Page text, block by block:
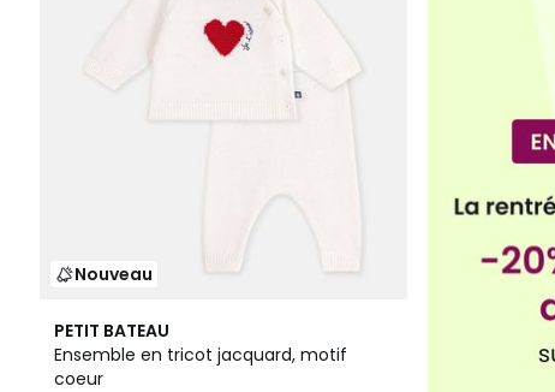
Nouveau
PETIT BATEAU
Ensemble en tricot jacquard, motif
coeur